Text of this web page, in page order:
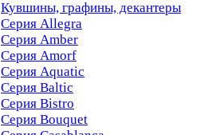
Кувшины, графины, декантеры
Серия Allegra
Серия Amber
Серия Amorf
Серия Aquatic
Серия Baltic
Серия Bistro
Серия Bouquet